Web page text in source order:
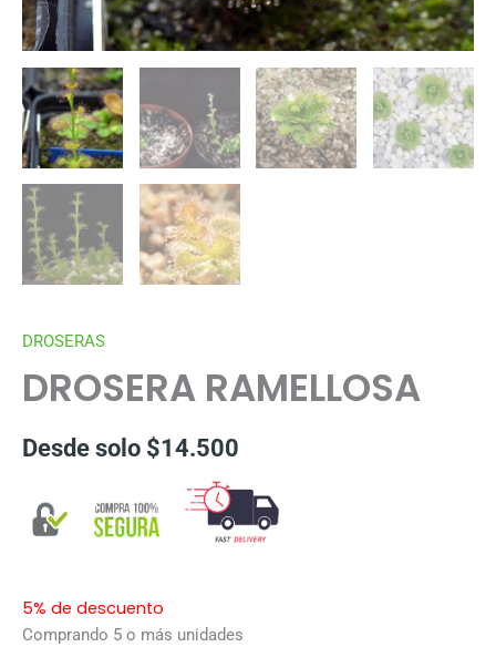
DROSERAS
DROSERA RAMELLOSA
Desde solo $14.500
5% de descuento
Comprando 5 o más unidades